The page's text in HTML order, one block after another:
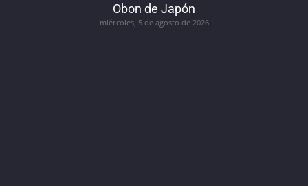
Obon de Japón
miércoles, 5 de agosto de 2026